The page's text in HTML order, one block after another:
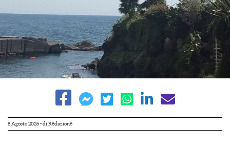
8 Agosto 2026- di Redazione